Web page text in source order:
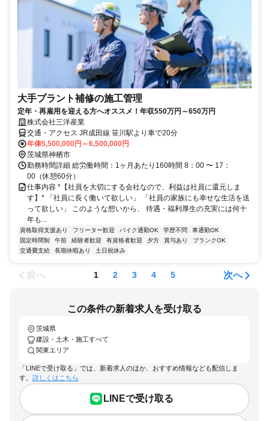
大手プラント補修の施工管理
定年・再雇用を迎える方へオススメ！年収550万円～650万円
株式会社三洋産業
交通・アクセス JR成田線 笹川駅より車で20分
年俸5,500,000円～6,500,000円
茨城県神栖市
勤務時間詳細 総労働時間：1ヶ月あたり160時間 8：00 〜 17：
00（休憩60分）
仕事内容 *【社員を大切にする会社なので、利益は社員に還元しま
す】* 「社員に長く働いて欲しい」 「社員の家族にも幸せな生活を送
って欲しい」 このような想いから、 待遇・福利厚生の充実には何十
年も...
資格取得支援あり フリーター歓迎 バイク通勤OK 学歴不問
車通勤OK
固定時間制
午前 経験者歓迎 有資格者歓迎 夕方 賞与あり
ブランクOK
交通費支給
長期休暇あり 土日祝休み
前へ 1 2 3 4 5 次へ
この条件の新着求人を受け取る
茨城県
建設・土木・施工すべて
関東エリア
「LINEで受け取る」では、新着求人のほか、おすすめ情報なども配信しま
す。 詳しくはこちら
LINEで受け取る